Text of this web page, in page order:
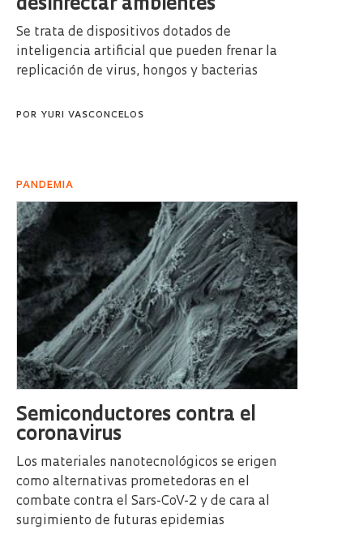
desinfectar ambientes
Se trata de dispositivos dotados de
inteligencia artificial que pueden frenar la
replicación de virus, hongos y bacterias
POR YURI VASCONCELOS
PANDEMIA
Semiconductores contra el
coronavirus
Los materiales nanotecnológicos se erigen
como alternativas prometedoras en el
combate contra el Sars-CoV-2 y de cara al
surgimiento de futuras epidemias